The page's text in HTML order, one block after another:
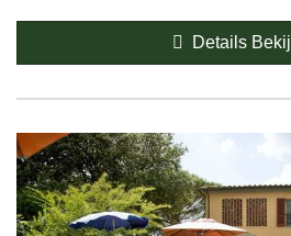
Details